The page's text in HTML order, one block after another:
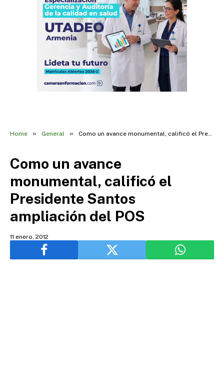
Home » General » Como un avance monumental, calificó el Presidente Santos ampliación del POS
Como un avance
monumental, calificó el
Presidente Santos
ampliación del POS
11 enero, 2012